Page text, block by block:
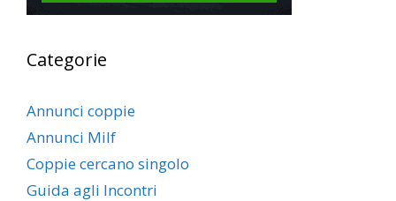
Categorie
Annunci coppie
Annunci Milf
Coppie cercano singolo
Guida agli Incontri